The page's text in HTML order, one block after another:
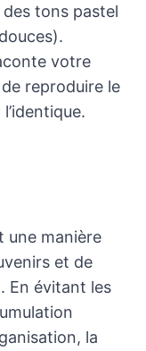
tons pastel
votre
reproduire le
une manière
et de
En évitant les
la